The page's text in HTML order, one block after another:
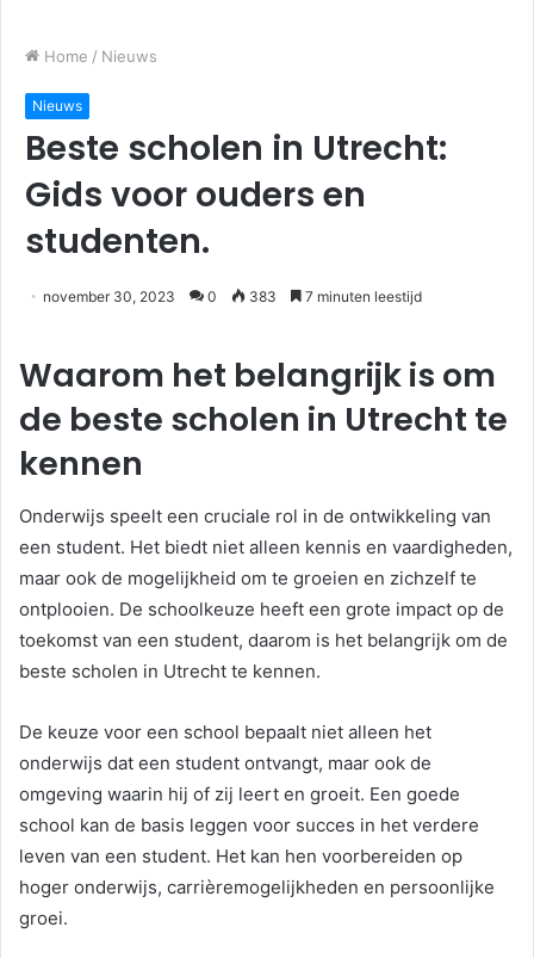
Home / Nieuws
Nieuws
Beste scholen in Utrecht:
Gids voor ouders en
studenten.
november 30, 2023 0 383 7 minuten leestijd
Waarom het belangrijk is om
de beste scholen in Utrecht te
kennen
Onderwijs speelt een cruciale rol in de ontwikkeling van
een student. Het biedt niet alleen kennis en vaardigheden,
maar ook de mogelijkheid om te groeien en zichzelf te
ontplooien. De schoolkeuze heeft een grote impact op de
toekomst van een student, daarom is het belangrijk om de
beste scholen in Utrecht te kennen.
De keuze voor een school bepaalt niet alleen het
onderwijs dat een student ontvangt, maar ook de
omgeving waarin hij of zij leert en groeit. Een goede
school kan de basis leggen voor succes in het verdere
leven van een student. Het kan hen voorbereiden op
hoger onderwijs, carrièremogelijkheden en persoonlijke
groei.